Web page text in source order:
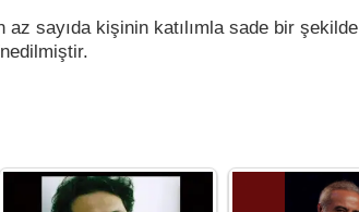
az sayıda kişinin katılımla sade bir şekilde